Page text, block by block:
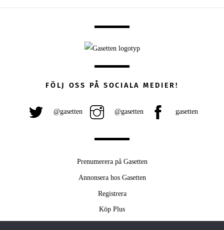
FÖLJ OSS PÅ SOCIALA MEDIER!
@gasetten @gasetten gasetten
Prenumerera på Gasetten
Annonsera hos Gasetten
Registrera
Köp Plus